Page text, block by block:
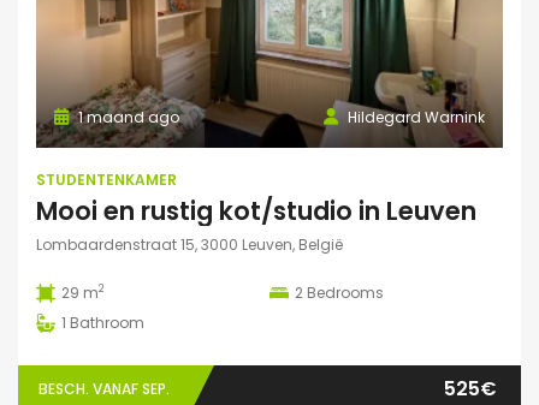
Hildegard Warnink
1 maand ago
STUDENTENKAMER
Mooi en rustig kot/studio in Leuven
Lombaardenstraat 15, 3000 Leuven, België
29 m2 2 Bedrooms
1 Bathroom
BESCH. VANAF SEP. 525€